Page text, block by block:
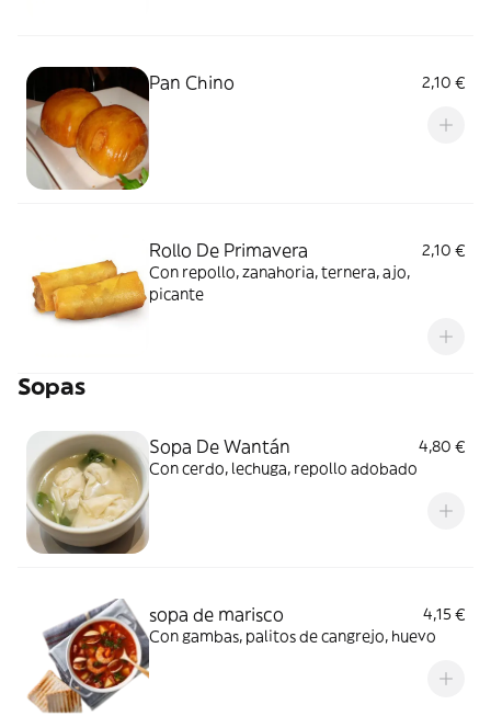
Pan Chino 2,10 €
Rollo De Primavera
2,10 €
Con repollo, zanahoria, ternera, ajo,
picante
Sopas
Sopa De Wantán
4,80 €
Con cerdo, lechuga, repollo adobado
sopa de marisco
4,15 €
Con gambas, palitos de cangrejo, huevo